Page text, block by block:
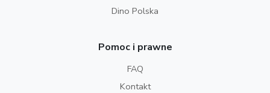
Dino Polska
Pomoc i prawne
FAQ
Kontakt